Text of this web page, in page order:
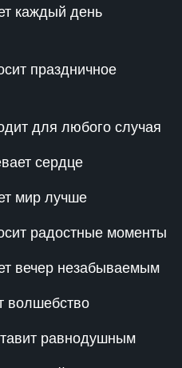
каждый день
праздничное
для любого случая
сердце
мир лучше
радостные моменты
вечер незабываемым
волшебство
равнодушным